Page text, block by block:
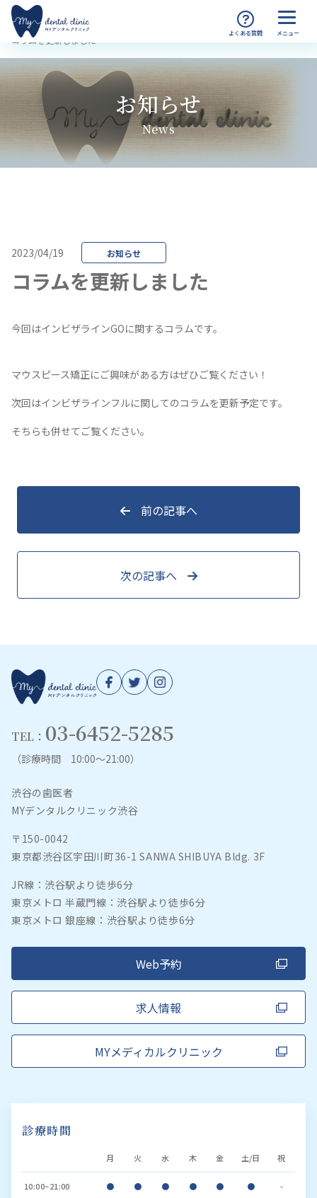
MYデンタルクリニック渋谷 TOP
コラムを更新しました
お知らせ
News
2023/04/19 お知らせ
コラムを更新しました
今回はインビザラインGOに関するコラムです。
マウスピース矯正にご興味がある方はぜひご覧ください！
次回はインビザラインフルに関してのコラムを更新予定です。
そちらも併せてご覧ください。
前の記事へ
次の記事へ
TEL： 03-6452-5285
（診療時間 10:00～21:00）
渋谷の歯医者
MYデンタルクリニック渋谷
〒150-0042
東京都渋谷区宇田川町36-1 SANWA SHIBUYA Bldg. 3F
JR線：渋谷駅より徒歩6分
東京メトロ 半蔵門線：渋谷駅より徒歩6分
東京メトロ 銀座線：渋谷駅より徒歩6分
Web予約
求人情報
MYメディカルクリニック
診療時間
月 火 水 木 金 土/日 祝
10:00~21:00 ● ● ● ● ● ● -